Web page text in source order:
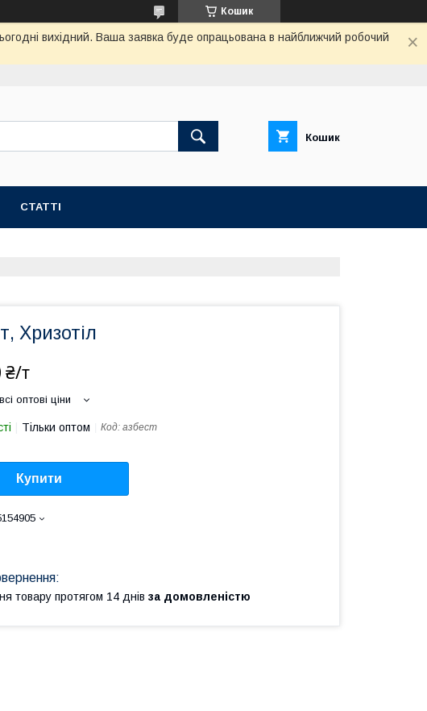
Кошик
вихідний. Ваша заявка буде опрацьована в найближчий робочий
Кошик
СТАТТІ
Хризотіл
₴/т
оптові ціни
Тільки оптом Код: азбест
Купити
товару протягом 14 днів за домовленістю